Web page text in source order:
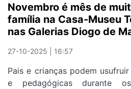
novos
Novembro é mês de
família na Casa-Museu
nas Galerias Diogo de
27-10-2025 | 16:57
Pais e crianças podem
e pedagógicas durante